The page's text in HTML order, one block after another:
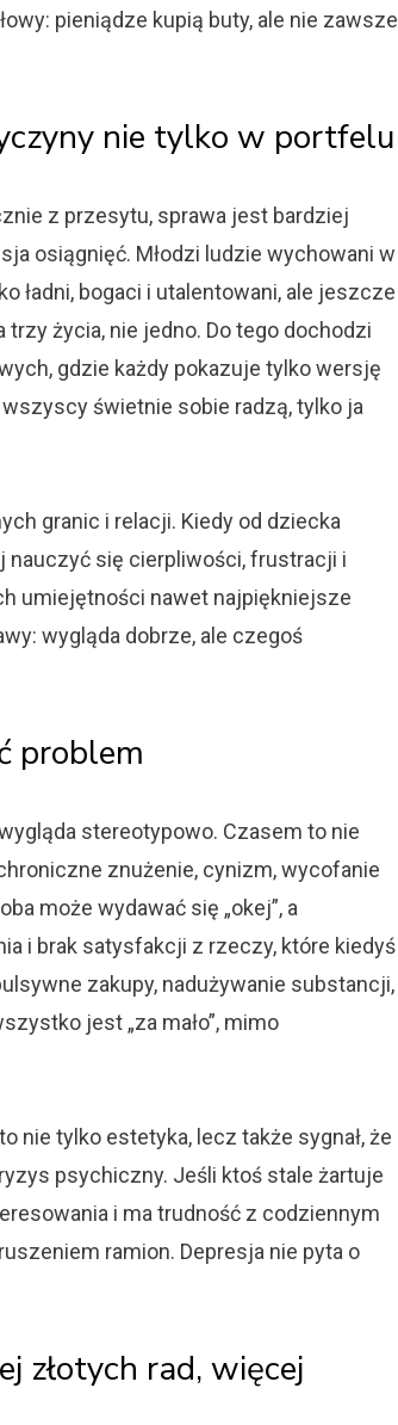
pieniądze kupią buty, ale nie zawsze
nie tylko w portfelu
z przesytu, sprawa jest bardziej
osiągnięć. Młodzi ludzie wychowani w
ładni, bogaci i utalentowani, ale jeszcze
życia, nie jedno. Do tego dochodzi
gdzie każdy pokazuje tylko wersję
świetnie sobie radzą, tylko ja
granic i relacji. Kiedy od dziecka
się cierpliwości, frustracji i
umiejętności nawet najpiękniejsze
wygląda dobrze, ale czegoś
problem
stereotypowo. Czasem to nie
znużenie, cynizm, wycofanie
może wydawać się „okej”, a
i brak satysfakcji z rzeczy, które kiedyś
zakupy, nadużywanie substancji,
jest „za mało”, mimo
to nie tylko estetyka, lecz także sygnał, że
psychiczny. Jeśli ktoś stale żartuje
i ma trudność z codziennym
ramion. Depresja nie pyta o
złotych rad, więcej